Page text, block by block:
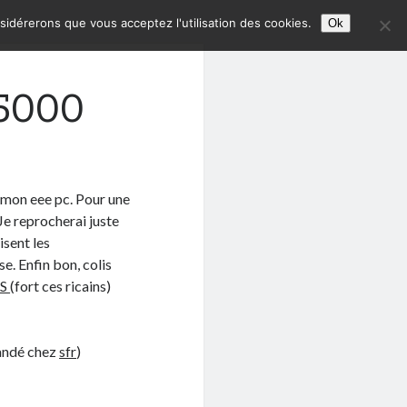
eee pc. Pour une
reprocherai juste
les
Enfin bon, colis
(fort ces ricains)
chezsfr)
que vous acceptez l'utilisation des cookies. Ok